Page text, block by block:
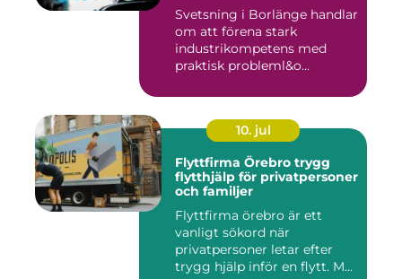
Svetsning i Borlänge handlar
om att förena stark
industrikompetens med
praktisk probleml&o...
10. jul
Flyttfirma Örebro trygg
flytthjälp för privatpersoner
och familjer
Flyttfirma örebro är ett
vanligt sökord när
privatpersoner letar efter
trygg hjälp inför en flytt. M...